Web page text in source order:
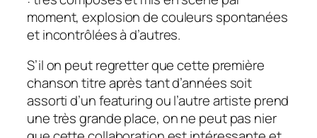
moment, explosion de couleurs spontanées
et incontrôlées à d’autres.
S’il on peut regretter que cette première
chanson titre après tant d’années soit
assorti d’unfeaturingou l’autre artiste prend
une très grande place, on ne peut pas nier